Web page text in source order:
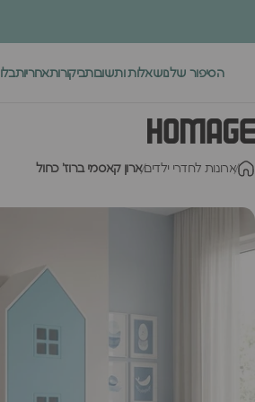
הסיפור שלנושאלות ותשובותביקורותאחריות
Homage Design
ארונות לחדרי ילדיםארון קאסמי ברוז' כחול